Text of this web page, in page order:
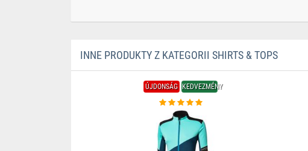
INNE PRODUKTY Z KATEGORII SHIRTS & TOPS
ÚJDONSÁG KEDVEZMÉNY